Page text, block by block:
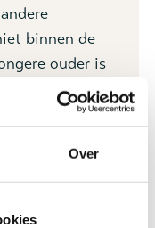
Over
binnen de
ouder is
met de